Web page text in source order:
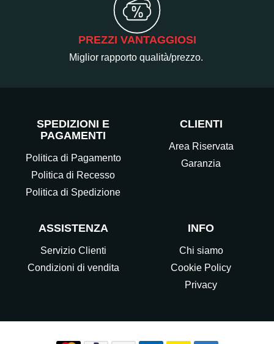
PREZZI VANTAGGIOSI
Miglior rapporto qualità/prezzo.
SPEDIZIONI E
PAGAMENTI
Politica di Pagamento
Politica di Recesso
Politica di Spedizione
CLIENTI
Area Riservata
Garanzia
ASSISTENZA
Servizio Clienti
Condizioni di vendita
INFO
Chi siamo
Cookie Policy
Privacy